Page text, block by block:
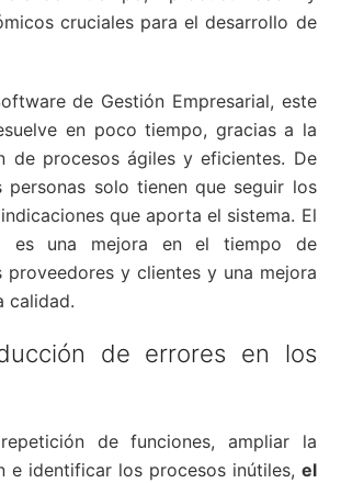
cruciales para el desarrollo de
de Gestión Empresarial, este
en poco tiempo, gracias a la
de procesos ágiles y eficientes. De
personas solo tienen que seguir los
que aporta el sistema. El
es una mejora en el tiempo de
proveedores y clientes y una mejora
calidad.
de errores en los
de funciones, ampliar la
e identificar los procesos inútiles, el